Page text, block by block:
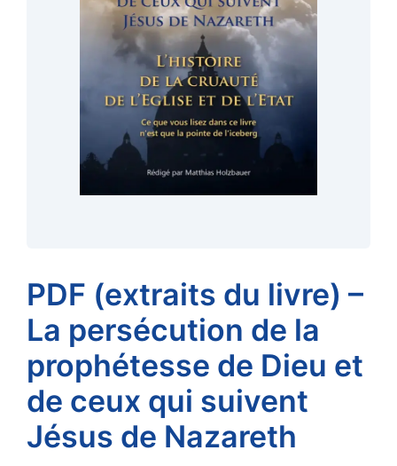
PDF (extraits du livre) –
La persécution de la
prophétesse de Dieu et
de ceux qui suivent
Jésus de Nazareth